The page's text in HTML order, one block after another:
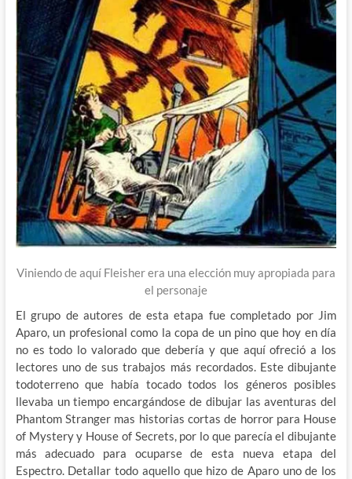
Viniendo de aquí Fleisher era una elección muy apropiada para
el personaje
El grupo de autores de esta etapa fue completado por Jim
Aparo, un profesional como la copa de un pino que hoy en día
no es todo lo valorado que debería y que aquí ofreció a los
lectores uno de sus trabajos más recordados. Este dibujante
todoterreno que había tocado todos los géneros posibles
llevaba un tiempo encargándose de dibujar las aventuras del
Phantom Stranger mas historias cortas de horror para House
of Mystery y House of Secrets, por lo que parecía el dibujante
más adecuado para ocuparse de esta nueva etapa del
Espectro. Detallar todo aquello que hizo de Aparo uno de los